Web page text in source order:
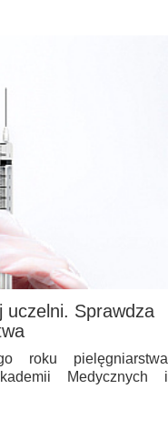
uczelni. Sprawdza
roku pielęgniarstwa
Medycznych i